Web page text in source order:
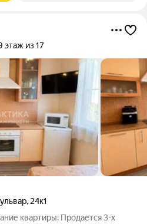
этаж из 17
, 24к1
квартиры: Продается 3-х